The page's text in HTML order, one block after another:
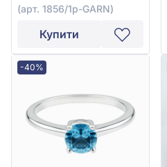
(арт. 1856/1р-GARN)
Купити
-40%